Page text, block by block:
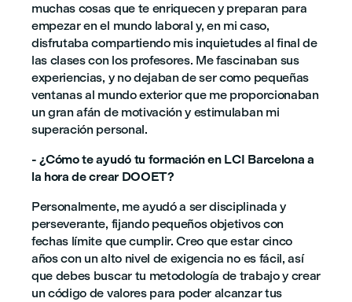
muchas cosas que te enriquecen y preparan para
empezar en el mundo laboral y, en mi caso,
disfrutaba compartiendo mis inquietudes al final de
las clases con los profesores. Me fascinaban sus
experiencias, y no dejaban de ser como pequeñas
ventanas al mundo exterior que me proporcionaban
un gran afán de motivación y estimulaban mi
superación personal.
- ¿Cómo te ayudó tu formación en LCI Barcelona a
la hora de crear DOOET?
Personalmente, me ayudó a ser disciplinada y
perseverante, fijando pequeños objetivos con
fechas límite que cumplir. Creo que estar cinco
años con un alto nivel de exigencia no es fácil, así
que debes buscar tu metodología de trabajo y crear
un código de valores para poder alcanzar tus